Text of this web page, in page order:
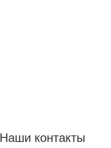
Наши контакты